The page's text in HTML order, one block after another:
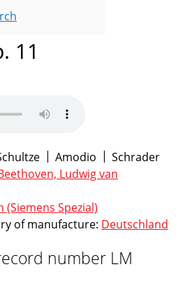
11
Amodio
Schrader
Ludwig van
Spezial)
of manufacture: Deutschland
number LM